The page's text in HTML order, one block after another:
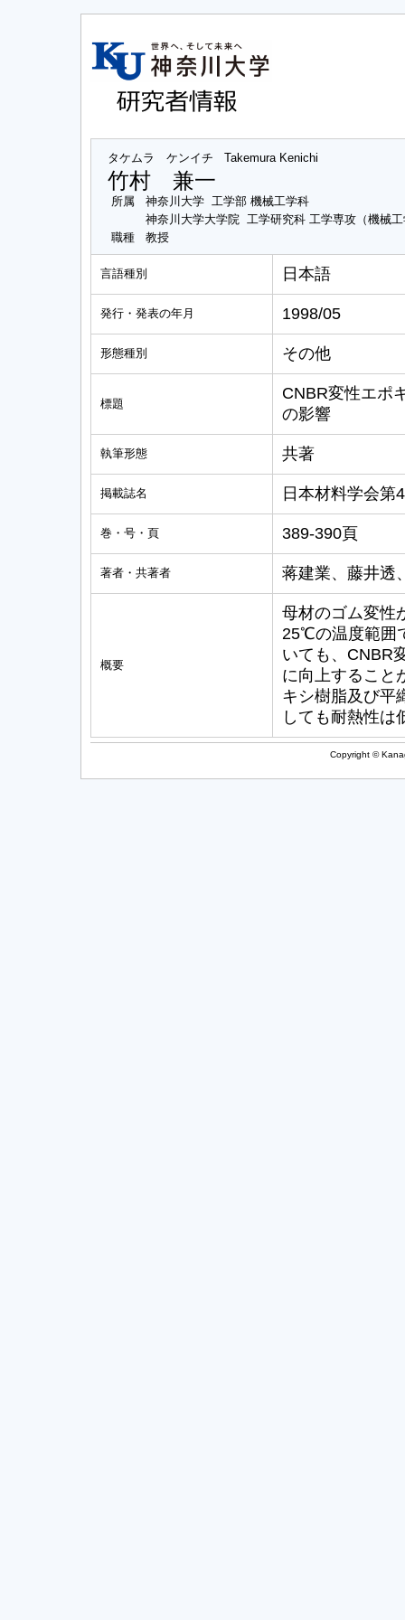
タケムラ ケンイチ Takemura Kenichi
竹村 兼一
所属
神奈川大学 工学部 機械工学科
神奈川大学大学院 工学研究科 工学専攻（機械
職種
教授
言語種別 日本語
発行・発表の年月 1998/05
形態種別 その他
標題
CNBR変性エポ
の影響
執筆形態 共著
掲載誌名 日本材料学会第
巻・号・頁 389-390頁
著者・共著者 蒋建業、藤井透
概要
母材のゴム変性
25℃の温度範囲
いても、CNBR
に向上すること
キシ樹脂及び平
しても耐熱性は
Copyright ©